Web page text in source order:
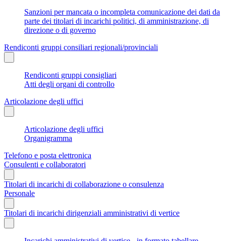
Sanzioni per mancata o incompleta comunicazione dei dati da
parte dei titolari di incarichi politici, di amministrazione, di
direzione o di governo
Rendiconti gruppi consiliari regionali/provinciali
Rendiconti gruppi consigliari
Atti degli organi di controllo
Articolazione degli uffici
Articolazione degli uffici
Organigramma
Telefono e posta elettronica
Consulenti e collaboratori
Titolari di incarichi di collaborazione o consulenza
Personale
Titolari di incarichi dirigenziali amministrativi di vertice